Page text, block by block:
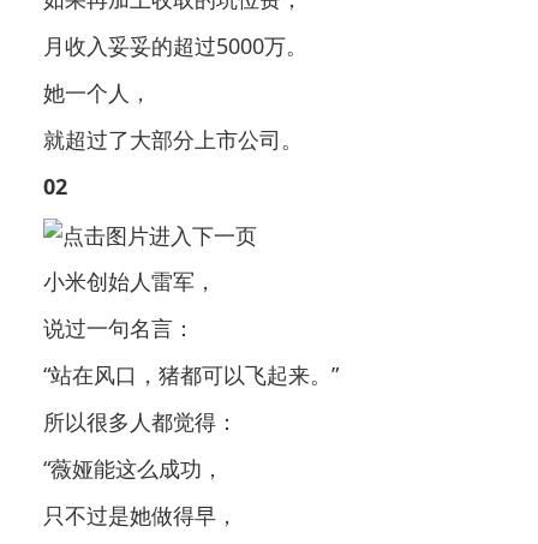
月收入妥妥的超过5000万。
她一个人，
就超过了大部分上市公司。
02
小米创始人雷军，
说过一句名言：
“站在风口，猪都可以飞起来。”
所以很多人都觉得：
“薇娅能这么成功，
只不过是她做得早，